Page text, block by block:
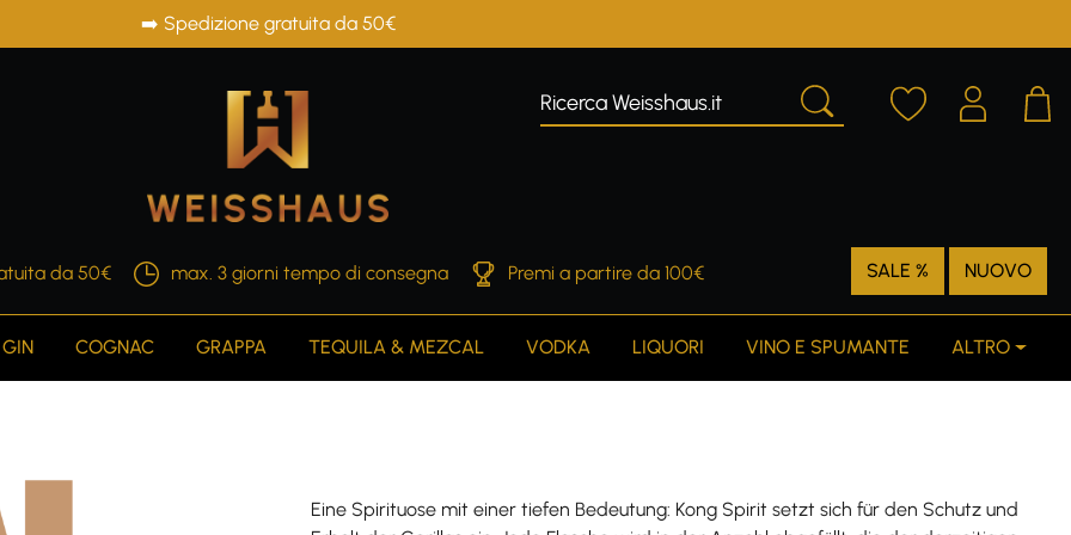
➡️ Spedizione gratuita da 50€
da 50€ max. 3 giorni tempo di consegna Premi a partire da 100€ SALE % NUOVO
GIN COGNAC GRAPPA TEQUILA & MEZCAL VODKA LIQUORI VINO E SPUMANTE ALTRO
Eine Spirituose mit einer tiefen Bedeutung: Kong Spirit setzt sich für den Schutz und